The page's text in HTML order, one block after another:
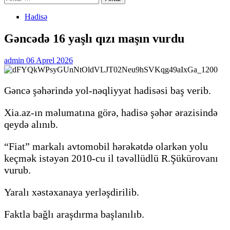
Hadisə
Gəncədə 16 yaşlı qızı maşın vurdu
admin 06 Aprel 2026
Gəncə şəhərində yol-nəqliyyat hadisəsi baş verib.
Xia.az-ın məlumatına görə, hadisə şəhər ərazisində
qeydə alınıb.
“Fiat” markalı avtomobil hərəkətdə olarkən yolu
keçmək istəyən 2010-cu il təvəllüdlü R.Şükürovanı
vurub.
Yaralı xəstəxanaya yerləşdirilib.
Faktla bağlı araşdırma başlanılıb.